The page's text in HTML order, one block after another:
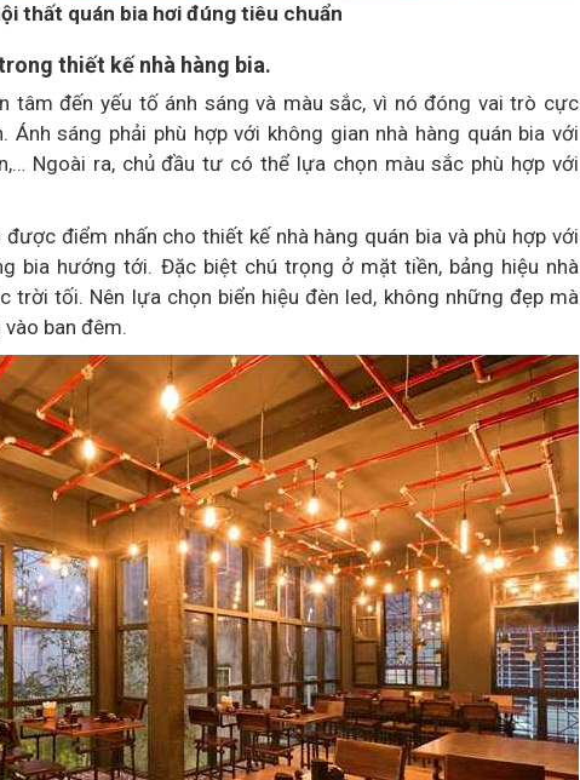
thất quán bia hơi đúng tiêu chuẩn
thiết kế nhà hàng bia.
tâm đến yếu tố ánh sáng và màu sắc, vì nó đóng vai trò cực
sáng phải phù hợp với không gian nhà hàng quán bia với
Ngoài ra, chủ đầu tư có thể lựa chọn màu sắc phù hợp với
điểm nhấn cho thiết kế nhà hàng quán bia và phù hợp với
bia hướng tới. Đặc biệt chú trọng ở mặt tiền, bảng hiệu nhà
trời tối. Nên lựa chọn biển hiệu đèn led, không những đẹp mà
ban đêm.